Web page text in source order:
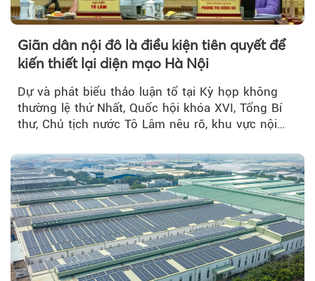
Giãn dân nội đô là điều kiện tiên quyết để
kiến thiết lại diện mạo Hà Nội
Dự và phát biểu thảo luận tổ tại Kỳ họp không
thường lệ thứ Nhất, Quốc hội khóa XVI, Tổng Bí
thư, Chủ tịch nước Tô Lâm nêu rõ, khu vực nội